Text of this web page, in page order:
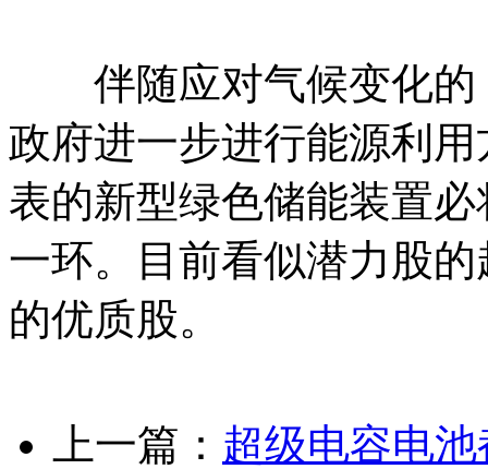
伴随应对气候变化的
政府进一步进行能源利
表的新型绿色储能装置
一环。目前看似潜力股
的优质股。
上一篇： 超级电容电